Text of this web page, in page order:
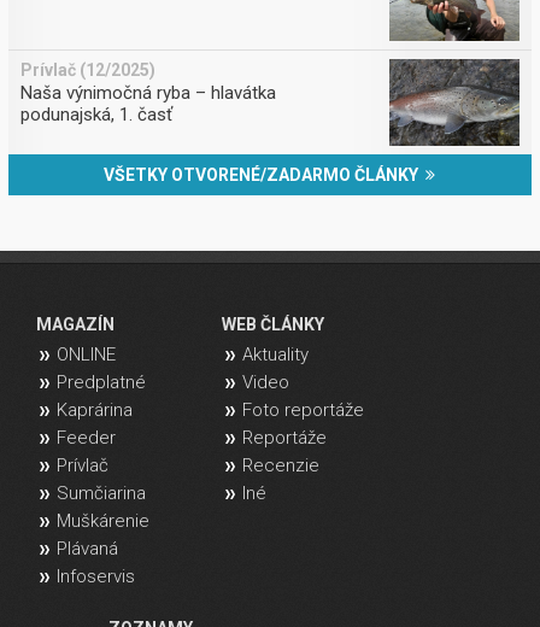
Prívlač (12/2025)
Naša výnimočná ryba – hlavátka
podunajská, 1. časť
VŠETKY OTVORENÉ/ZADARMO ČLÁNKY
MAGAZÍN
ONLINE
Predplatné
Kaprárina
Feeder
Prívlač
Sumčiarina
Muškárenie
Plávaná
Infoservis
WEB ČLÁNKY
Aktuality
Video
Foto reportáže
Reportáže
Recenzie
Iné